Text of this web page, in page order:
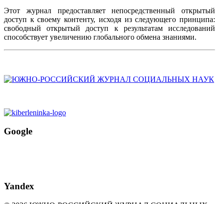
Этот журнал предоставляет непосредственный открытый
доступ к своему контенту, исходя из следующего принципа:
свободный открытый доступ к результатам исследований
способствует увеличению глобального обмена знаниями.
Google
Yandex